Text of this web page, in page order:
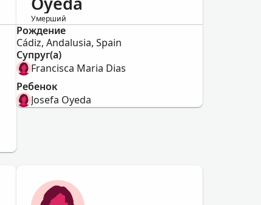
Умерший
Мужской
Рождение
Cádiz, Andalusia, Spain
Супруг(а)
Francisca Maria Dias
Ребенок
Josefa Oyeda